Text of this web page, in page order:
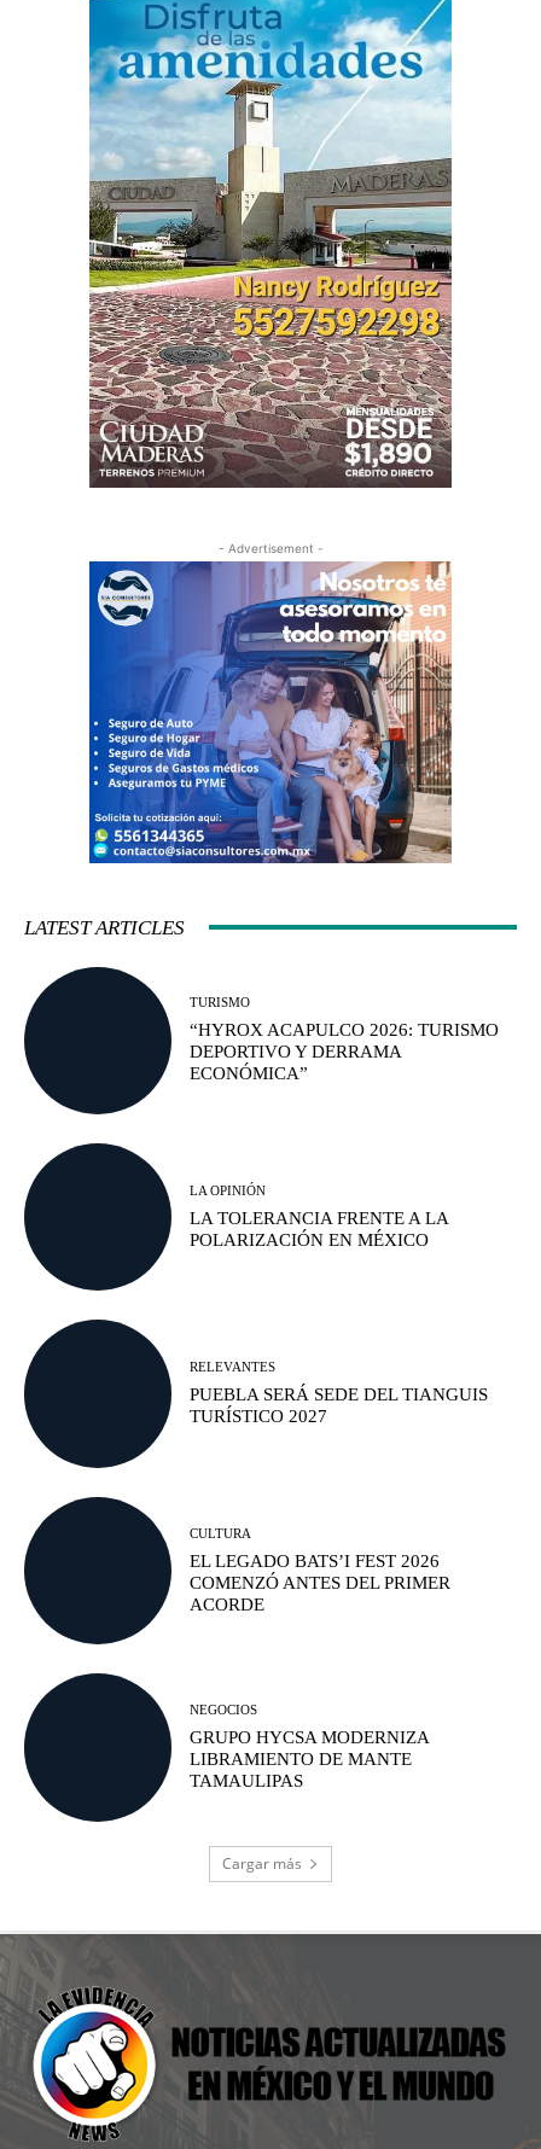
- Advertisement -
LATEST ARTICLES
TURISMO
“HYROX ACAPULCO 2026: TURISMO
DEPORTIVO Y DERRAMA
ECONÓMICA”
LA OPINIÓN
LA TOLERANCIA FRENTE A LA
POLARIZACIÓN EN MÉXICO
RELEVANTES
PUEBLA SERÁ SEDE DEL TIANGUIS
TURÍSTICO 2027
CULTURA
EL LEGADO BATS’I FEST 2026
COMENZÓ ANTES DEL PRIMER
ACORDE
NEGOCIOS
GRUPO HYCSA MODERNIZA
LIBRAMIENTO DE MANTE
TAMAULIPAS
Cargar más